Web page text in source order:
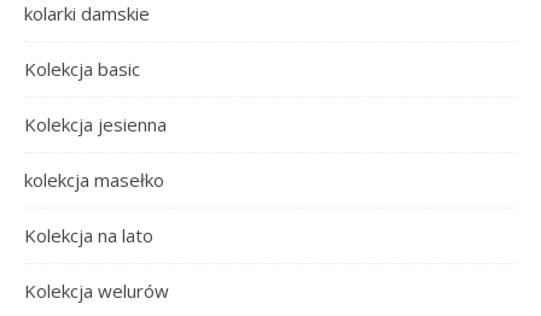
kolarki damskie
Kolekcja basic
Kolekcja jesienna
kolekcja masełko
Kolekcja na lato
Kolekcja welurów